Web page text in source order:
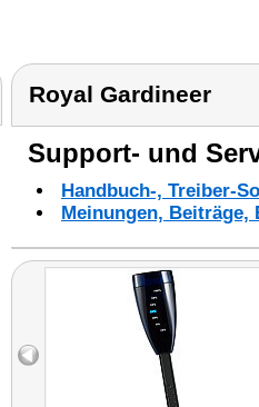
Royal Gardineer
Support- und
Handbuch-, Treiber-
Meinungen,